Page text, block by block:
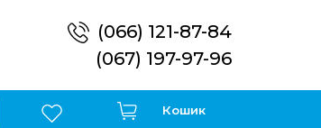
(066) 121-87-84
(067) 197-97-96
Кошик